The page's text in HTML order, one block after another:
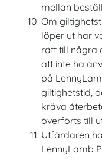
mellan
Om
löper ut har
rätt till några
att inte ha
på
giltighetstid,
kräva
överförts till
Utfärdaren
LennyLamb